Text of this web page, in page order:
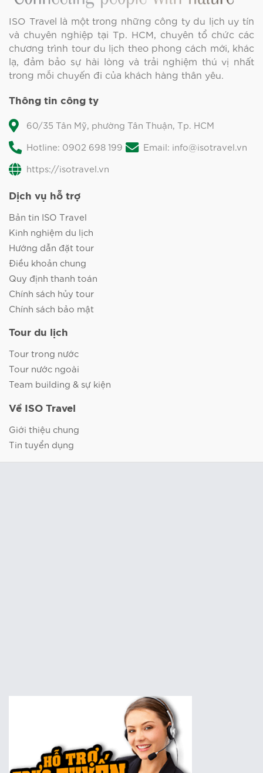
ISO Travel là một trong những công ty du lịch uy tín
và chuyên nghiệp tại Tp. HCM, chuyên tổ chức các
chương trình tour du lịch theo phong cách mới, khác
lạ, đảm bảo sự hài lòng và trải nghiệm thú vị nhất
trong mỗi chuyến đi của khách hàng thân yêu.
Thông tin công ty
60/35 Tân Mỹ, phường Tân Thuận, Tp. HCM
Hotline: 0902 698 199
Email: info@isotravel.vn
https://isotravel.vn
Dịch vụ hỗ trợ
Bản tin ISO Travel
Kinh nghiệm du lịch
Hướng dẫn đặt tour
Điều khoản chung
Quy định thanh toán
Chính sách hủy tour
Chính sách bảo mật
Tour du lịch
Tour trong nước
Tour nước ngoài
Team building & sự kiện
Về ISO Travel
Giới thiệu chung
Tin tuyển dụng